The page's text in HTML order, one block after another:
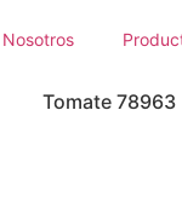
Nosotros
Tomate 78963